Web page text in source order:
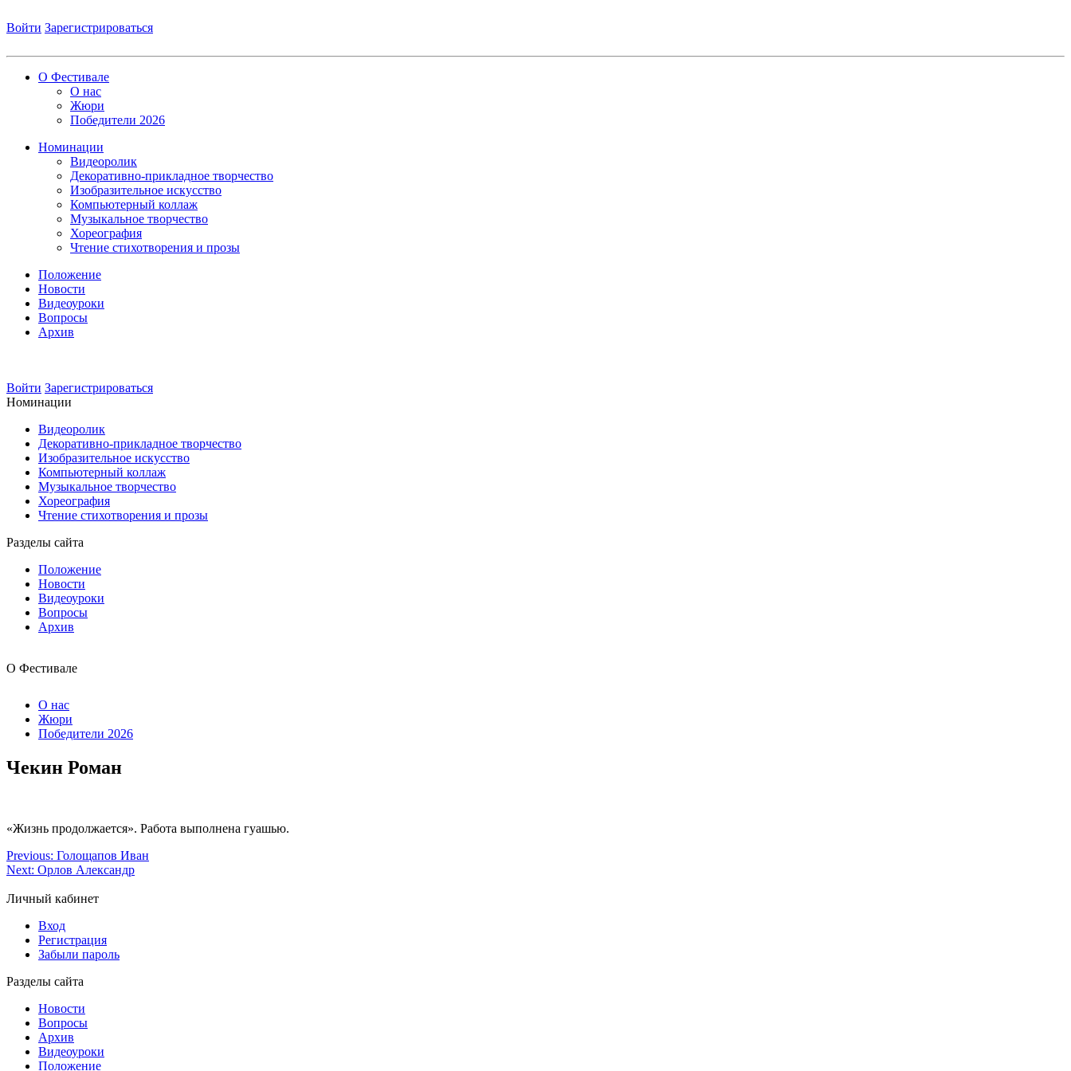
Войти Зарегистрироваться
О Фестивале
О нас
Жюри
Победители 2026
Номинации
Видеоролик
Декоративно-прикладное творчество
Изобразительное искусство
Компьютерный коллаж
Музыкальное творчество
Хореография
Чтение стихотворения и прозы
Положение
Новости
Видеоуроки
Вопросы
Архив
Войти Зарегистрироваться
Номинации
Видеоролик
Декоративно-прикладное творчество
Изобразительное искусство
Компьютерный коллаж
Музыкальное творчество
Хореография
Чтение стихотворения и прозы
Разделы сайта
Положение
Новости
Видеоуроки
Вопросы
Архив
О Фестивале
О нас
Жюри
Победители 2026
Чекин Роман
«Жизнь продолжается». Работа выполнена гуашью.
Previous: Голощапов Иван
Next: Орлов Александр
Личный кабинет
Вход
Регистрация
Забыли пароль
Разделы сайта
Новости
Вопросы
Архив
Видеоуроки
Положение